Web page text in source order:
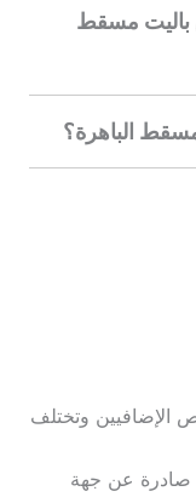
باليت مسقط
الباهرة؟
الإضافيين وتختلف
صادرة عن جهة